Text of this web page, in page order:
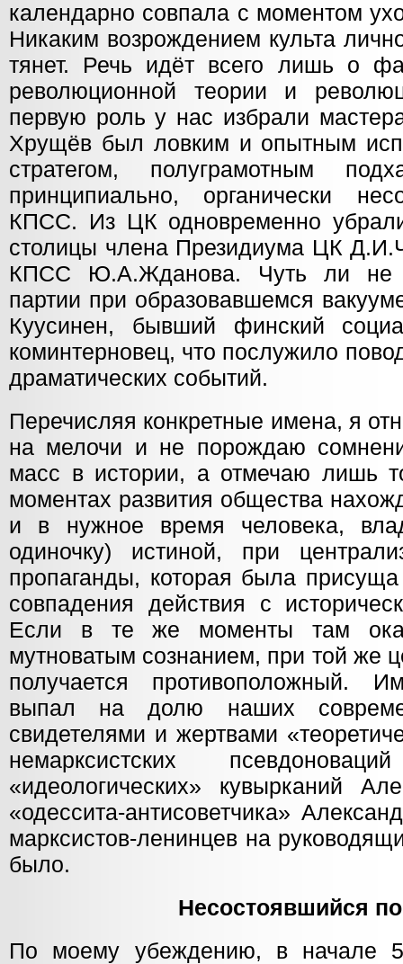
календарно совпала с моментом
Никаким возрождением культа
тянет. Речь идёт всего лишь о
революционной теории и
первую роль у нас избрали
Хрущёв был ловким и опытным
стратегом, полуграмотным
принципиально, органически
КПСС. Из ЦК одновременно
столицы члена Президиума ЦК
КПСС Ю.А.Жданова. Чуть ли не
партии при образовавшемся
Куусинен, бывший финский
коминтерновец, что послужило
драматических событий.
Перечисляя конкретные имена, я
на мелочи и не порождаю
масс в истории, а отмечаю лишь
моментах развития общества
и в нужное время человека,
одиночку) истиной, при
пропаганды, которая была
совпадения действия с
Если в те же моменты там
мутноватым сознанием, при той же
получается противоположный.
выпал на долю наших
свидетелями и жертвами
немарксистских
«идеологических» кувырканий
«одессита-антисоветчика»
марксистов-ленинцев на
было.
Несостоявшийся
По моему убеждению, в начале